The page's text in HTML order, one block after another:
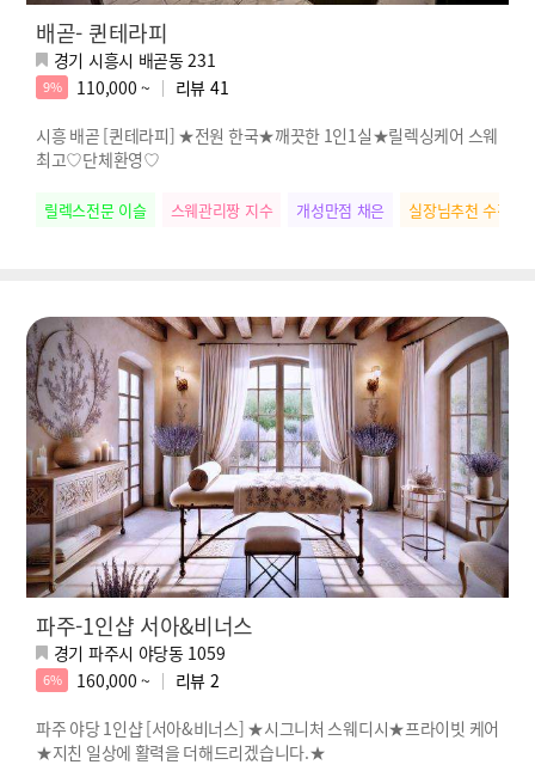
배곧- 퀸테라피
경기 시흥시 배곧동 231
9% 110,000 ~ 리뷰 41
시흥 배곧 [퀸테라피] ★전원 한국★깨끗한 1인1실★릴렉싱케어 스웨
최고♡단체환영♡
릴렉스전문 이슬 스웨관리짱 지수 개성만점 채은 실장님추천 수진
파주-1인샵 서아&비너스
경기 파주시 야당동 1059
6% 160,000 ~ 리뷰 2
파주 야당 1인샵 [서아&비너스] ★시그니처 스웨디시★프라이빗 케어
★지친 일상에 활력을 더해드리겠습니다.★